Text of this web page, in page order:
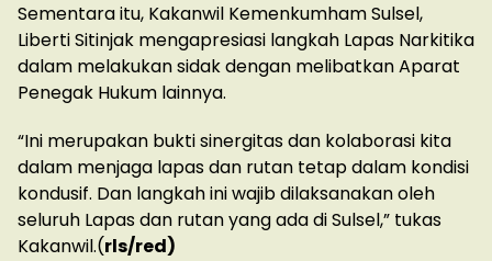
Sementara itu, Kakanwil Kemenkumham Sulsel,
Liberti Sitinjak mengapresiasi langkah Lapas Narkitika
dalam melakukan sidak dengan melibatkan Aparat
Penegak Hukum lainnya.
“Ini merupakan bukti sinergitas dan kolaborasi kita
dalam menjaga lapas dan rutan tetap dalam kondisi
kondusif. Dan langkah ini wajib dilaksanakan oleh
seluruh Lapas dan rutan yang ada di Sulsel,” tukas
Kakanwil.(rls/red)